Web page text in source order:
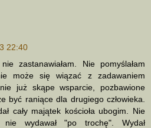
22:40
zastanawiałam. Nie pomyślałam
może się wiązać z zadawaniem
już skąpe wsparcie, pozbawione
być raniące dla drugiego człowieka.
cały majątek kościoła ubogim. Nie
nie wydawał "po trochę". Wydał